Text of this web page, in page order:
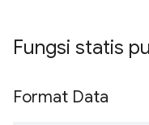
Fungsi statis
Format Data